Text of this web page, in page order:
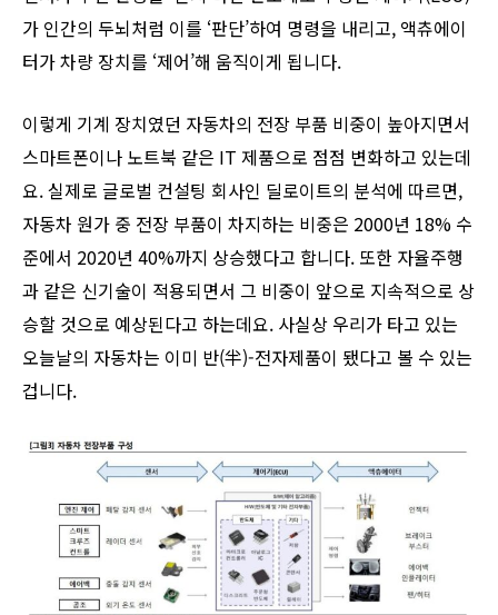
가 인간의 두뇌처럼 이를 ‘판단’하여 명령을 내리고, 액츄에이
터가 차량 장치를 ‘제어’해 움직이게 됩니다.
이렇게 기계 장치였던 자동차의 전장 부품 비중이 높아지면서
스마트폰이나 노트북 같은 IT 제품으로 점점 변화하고 있는데
요. 실제로 글로벌 컨설팅 회사인 딜로이트의 분석에 따르면,
자동차 원가 중 전장 부품이 차지하는 비중은 2000년 18% 수
준에서 2020년 40%까지 상승했다고 합니다. 또한 자율주행
과 같은 신기술이 적용되면서 그 비중이 앞으로 지속적으로 상
승할 것으로 예상된다고 하는데요. 사실상 우리가 타고 있는
오늘날의 자동차는 이미 반(半)-전자제품이 됐다고 볼 수 있는
겁니다.